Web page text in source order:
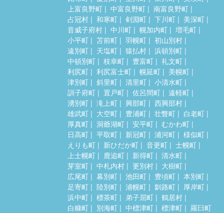
上富良野町
中富良野町
南富良野町
占冠村
和寒町 剣淵町 下川町
美深町
音威子府村
中川町 幌加内町
増毛町
小平町
苫前町 羽幌町
初山別村
遠別町
天塩町 猿払村
浜頓別町
中頓別町
枝幸町 豊富町
礼文町
利尻町
利尻富士町 幌延町
美幌町
津別町
斜里町 清里町
小清水町
訓子府町
置戸町 佐呂間町
遠軽町
湧別町
滝上町 興部町
西興部村
雄武町
大空町 豊浦町 壮瞥町
白老町
厚真町
洞爺湖町 安平町
むかわ町
日高町
平取町 新冠町 浦河町
様似町
えりも町
新ひだか町 音更町
士幌町
上士幌町
鹿追町 新得町
清水町
芽室町
中札内村 更別村
大樹町
広尾町
幕別町 池田町 豊頃町
本別町
足寄町
陸別町 浦幌町 釧路町
厚岸町
浜中町
標茶町 弟子屈町
鶴居村
白糠町
別海町 中標津町 標津町 羅臼町